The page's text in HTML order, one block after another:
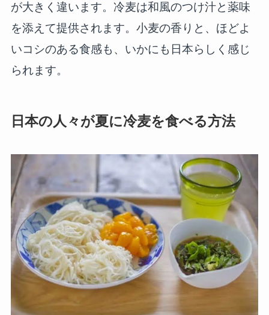
が大きく違います。冷麦は和風のつけ汁と薬味
を添えて提供されます。小麦の香りと、ほどよ
いコシのある食感も、いかにも日本らしく感じ
られます。
日本の人々が夏に冷麦を食べる方法